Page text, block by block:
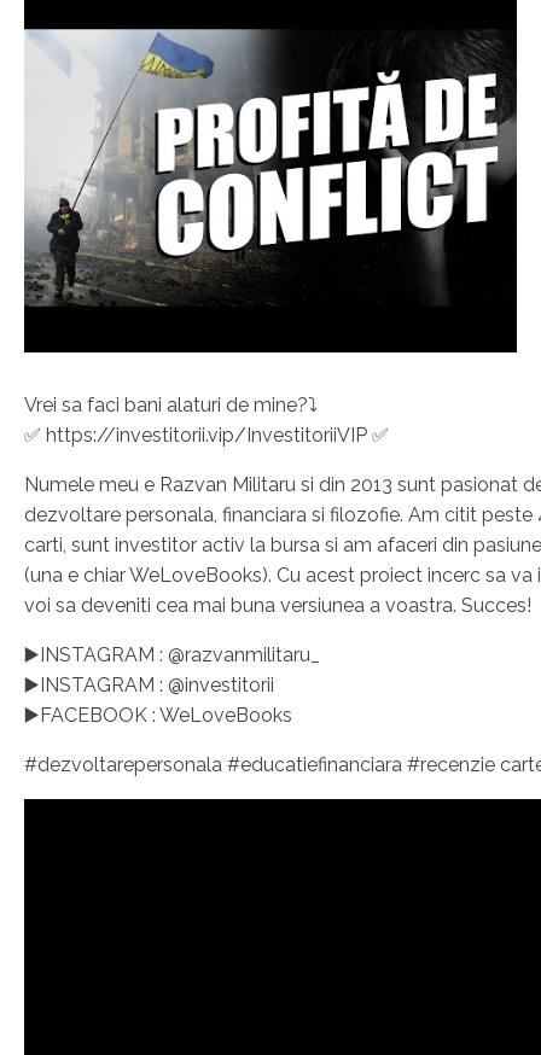
Vrei sa faci bani alaturi de mine?⤵️
✅ https://investitorii.vip/InvestitoriiVIP ✅
Numele meu e Razvan Militaru si din 2013 sunt pasionat
dezvoltare personala, financiara si filozofie. Am citit peste
carti, sunt investitor activ la bursa si am afaceri din
(una e chiar WeLoveBooks). Cu acest proiect incerc sa va
voi sa deveniti cea mai buna versiunea a voastra. Succes!
▶️INSTAGRAM : @razvanmilitaru_
▶️INSTAGRAM : @investitorii
▶️FACEBOOK : WeLoveBooks
#dezvoltarepersonala #educatiefinanciara #recenzie